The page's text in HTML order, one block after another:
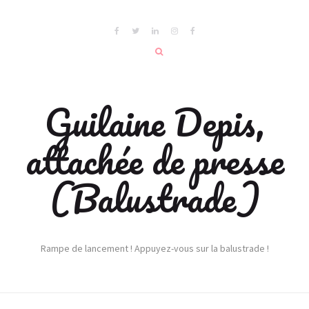
Guilaine Depis,
attachée de presse
(Balustrade)
Rampe de lancement ! Appuyez-vous sur la balustrade !